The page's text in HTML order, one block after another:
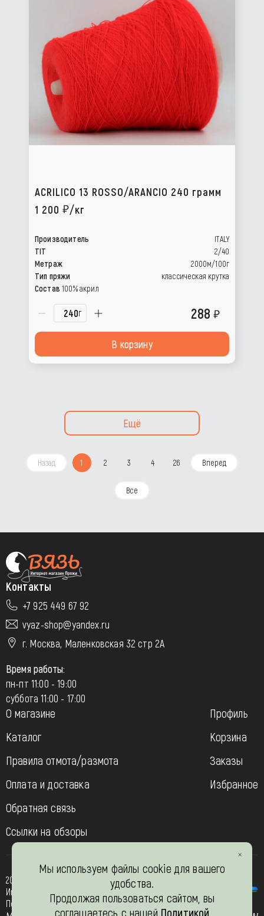
ACRILICO 13 ROSSO/ARANCIO 240 грамм
1 200
/кг
Производитель
ITALY
TIT
2/40
Метраж
2000м/100г
Тип пряжи
классическая крутка
Состав 100% акрил
г 288
В корзину
Ещё
Назад 1 2 3 4 26 Вперед
Все
Контакты
+7 925 449 67 92
vyaz-shop@yandex.ru
г. Москва, Маленковская 32 стр 2А
Время работы:
пн-пт 11:00 - 19:00
суббота 11:00 - 17:00
О магазине
Каталог
Правила отмота/размота
Оплата и доставка
Обратная связь
Ссылки на обзоры
Профиль
Корзина
Заказы
Избранное
2013-2026
Интернет- магазин “Вязь-шоп”
Политика конфиденциальности
Мы используем файлы cookie для вашего
удобства.
Продолжая пользоваться сайтом, вы
соглашаетесь с нашей Политикой